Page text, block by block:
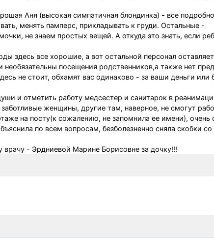
Аня (высокая симпатичная блондинка) - все подробно
менять памперс, прикладывать к груди. Остальные -
не знаем простых вещей. А откуда это знать, если
здесь все хорошие, а вот остальной персонал
посещения родственников,а также нет
не стоит, обхамят вас одинаково - за ваши деньги или
и отметить работу медсестер и санитарок в
женщины, другие там, наверное, не смогут
на посту(к сожалению, не запомнила ее имени), очень
по всем вопросам, безболезненно сняла скобки
- Эрдниевой Марине Борисовне за дочку!!!